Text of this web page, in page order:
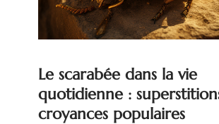
Le scarabée dans la vie
quotidienne :
croyances populaires